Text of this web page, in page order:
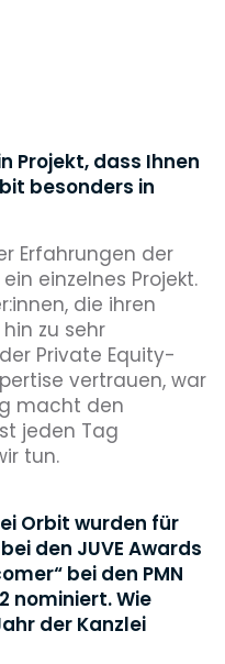
Projekt, dass Ihnen
besonders in
Erfahrungen der
einzelnes Projekt.
die ihren
zu sehr
Private Equity-
vertrauen, war
macht den
jeden Tag
wir tun.
Orbit wurden für
den JUVE Awards
bei den PMN
nominiert. Wie
der Kanzlei